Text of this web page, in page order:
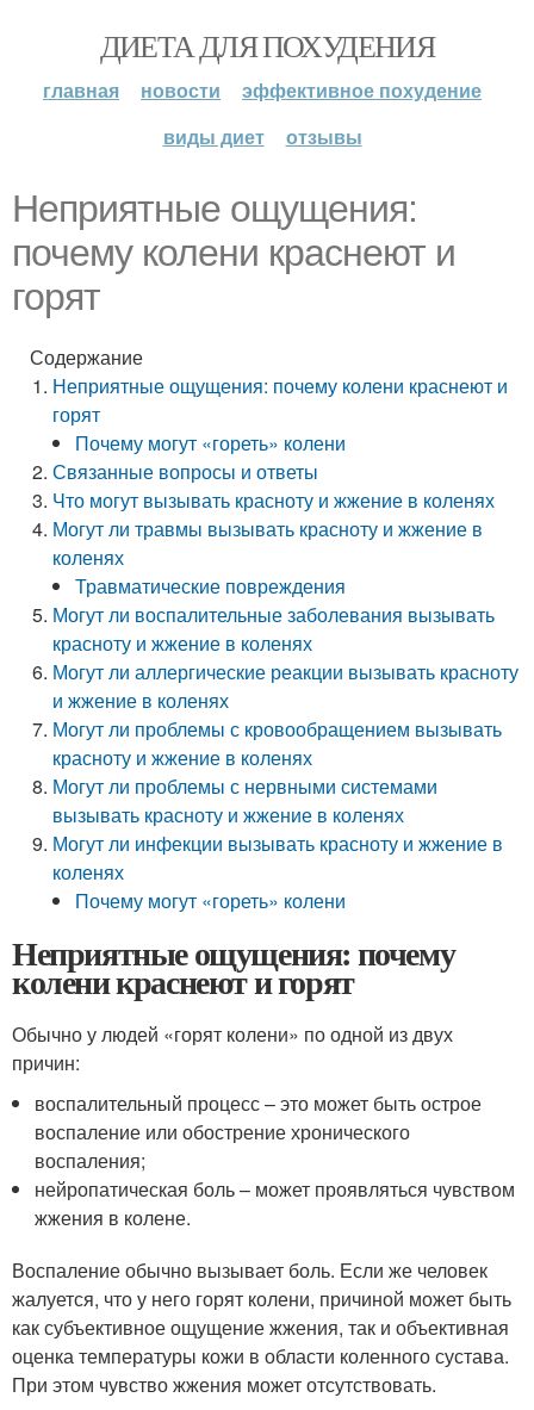
ДИЕТА ДЛЯ ПОХУДЕНИЯ
главная новости
эффективное похудение
виды диет
отзывы
Неприятные ощущения:
почему колени краснеют и
горят
Содержание
Неприятные ощущения: почему колени краснеют и
горят
Почему могут «гореть» колени
Связанные вопросы и ответы
Что могут вызывать красноту и жжение в коленях
Могут ли травмы вызывать красноту и жжение в
коленях
Травматические повреждения
Могут ли воспалительные заболевания вызывать
красноту и жжение в коленях
Могут ли аллергические реакции вызывать красноту
и жжение в коленях
Могут ли проблемы с кровообращением вызывать
красноту и жжение в коленях
Могут ли проблемы с нервными системами
вызывать красноту и жжение в коленях
Могут ли инфекции вызывать красноту и жжение в
коленях
Почему могут «гореть» колени
Неприятные ощущения: почему
колени краснеют и горят
Обычно у людей «горят колени» по одной из двух
причин:
воспалительный процесс – это может быть острое
воспаление или обострение хронического
воспаления;
нейропатическая боль – может проявляться чувством
жжения в колене.
Воспаление обычно вызывает боль. Если же человек
жалуется, что у него горят колени, причиной может быть
как субъективное ощущение жжения, так и объективная
оценка температуры кожи в области коленного сустава.
При этом чувство жжения может отсутствовать.